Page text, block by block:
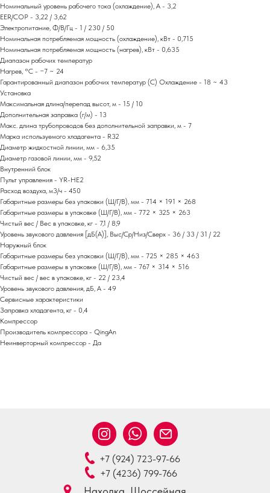
Номинальный уровень рабочего тока (охлаждение), А - 3,2
EER/COP - 3,22 / 3,62
Электропитание, Ф/В/Гц - 1 / 230 / 50
Номинальная потребляемая мощность (охлаждение), кВт - 0,715
Номинальная потребляемая мощность (нагрев), кВт - 0,635
Диапазон рабочих температур
Нагрев, °С - −7 ~ 24
Гарантированный диапазон рабочих температур (С) Охлаждение - 18 ~ 43
Установка
Максимальная длина/перепад высот, м - 15 / 10
Дополнительная заправка (г/м) - 13
Макс. длина трубопроводов без дополнительной заправки, м - 7
Марка используемого хладагента - R32
Диаметр жидкостной линии, мм - 6,35
Диаметр газовой линии, мм - 9,52
Внутренний блок
Пульт управления - YR-HE2
Расход воздуха, м3/ч - 450
Габаритные размеры без упаковки (Ш/Г/В), мм - 714 × 191 × 268
Габаритные размеры в упаковке (Ш/Г/В), мм - 772 × 325 × 263
Чистый вес / Вес в упаковке, кг - 7,1 / 8,9
Уровень звукового давления [дБ(А)], Выс/Ср/Низ/Сверх - 36 / 33 / 31 / 22
Наружный блок
Габаритные размеры без упаковки (Ш/Г/В), мм - 725 × 285 × 463
Габаритные размеры в упаковке (Ш/Г/В), мм - 767 × 314 × 516
Чистый вес / вес в упаковке, кг - 22 / 23,4
Уровень звукового давления, дБ, А - 49
Сервисные характеристики
Заправка хладагента, кг - 0,4
Компрессор
Производитель компрессора - QingAn
Неинверторный компрессор - Да
+7 (4236) 799-766
+7 (924) 723-97-66